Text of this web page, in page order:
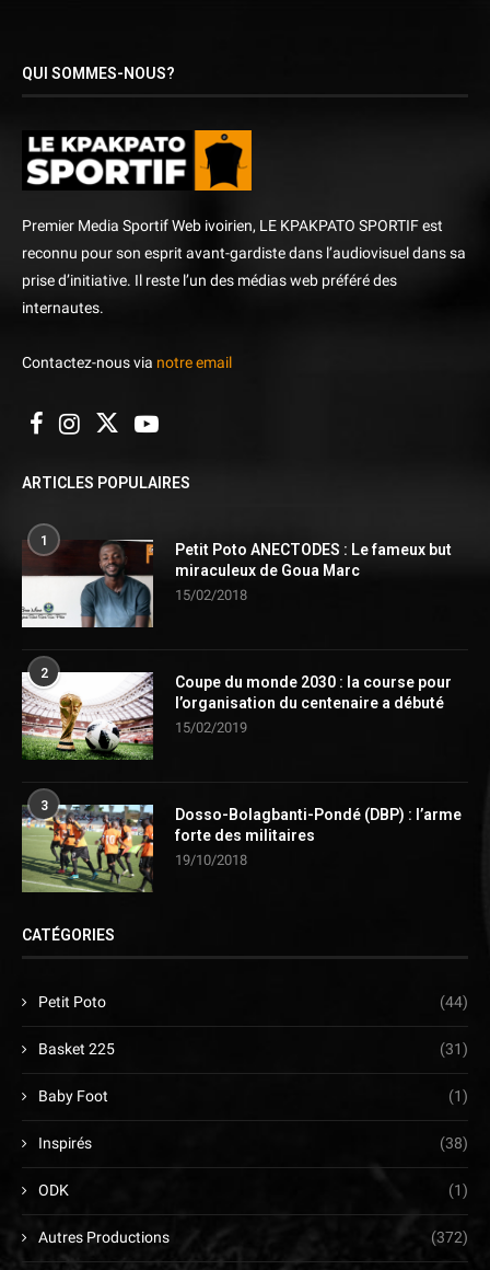
QUI SOMMES-NOUS?
Premier Media Sportif Web ivoirien, LE KPAKPATO SPORTIF est
reconnu pour son esprit avant-gardiste dans l’audiovisuel dans sa
prise d’initiative. Il reste l’un des médias web préféré des
internautes.
Contactez-nous via notre email
ARTICLES POPULAIRES
1
Petit Poto ANECTODES : Le fameux but
miraculeux de Goua Marc
15/02/2018
2
Coupe du monde 2030 : la course pour
l’organisation du centenaire a débuté
15/02/2019
3
Dosso-Bolagbanti-Pondé (DBP) : l’arme
forte des militaires
19/10/2018
CATÉGORIES
Petit Poto (44)
Basket 225 (31)
Baby Foot (1)
Inspirés (38)
ODK (1)
Autres Productions (372)